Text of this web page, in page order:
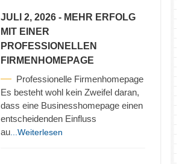
JULI 2, 2026 - MEHR ERFOLG
MIT EINER
PROFESSIONELLEN
FIRMENHOMEPAGE
Professionelle Firmenhomepage
Es besteht wohl kein Zweifel daran,
dass eine Businesshomepage einen
entscheidenden Einfluss
au ...Weiterlesen